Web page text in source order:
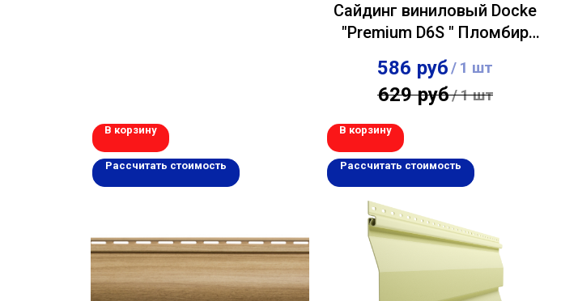
В корзину
Рассчитать стоимость
Сайдинг виниловый Docke
"Premium D6S " Пломбир
0,3х3,60м
586 руб/ 1 шт
629 руб/1 шт
В корзину
Рассчитать стоимость